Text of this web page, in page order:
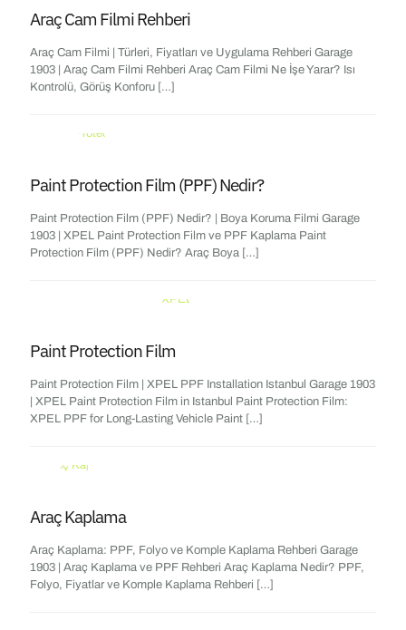
Araç Cam Filmi Rehberi
Araç Cam Filmi | Türleri, Fiyatları ve Uygulama Rehberi Garage
1903 | Araç Cam Filmi Rehberi Araç Cam Filmi Ne İşe Yarar? Isı
Kontrolü, Görüş Konforu […]
Paint Protection Film (PPF) Nedir?
Paint Protection Film (PPF) Nedir? | Boya Koruma Filmi Garage
1903 | XPEL Paint Protection Film ve PPF Kaplama Paint
Protection Film (PPF) Nedir? Araç Boya […]
Paint Protection Film
Paint Protection Film | XPEL PPF Installation Istanbul Garage 1903
| XPEL Paint Protection Film in Istanbul Paint Protection Film:
XPEL PPF for Long-Lasting Vehicle Paint […]
Araç Kaplama
Araç Kaplama: PPF, Folyo ve Komple Kaplama Rehberi Garage
1903 | Araç Kaplama ve PPF Rehberi Araç Kaplama Nedir? PPF,
Folyo, Fiyatlar ve Komple Kaplama Rehberi […]